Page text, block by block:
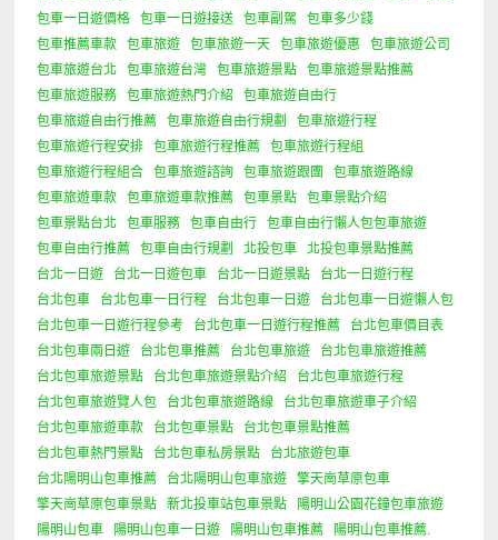
包車一日遊價格
包車一日遊接送 包車副駕
包車多少錢
包車推薦車款
包車旅遊 包車旅遊一天 包車旅遊優惠
包車旅遊公司
包車旅遊台北
包車旅遊台灣 包車旅遊景點
包車旅遊景點推薦
包車旅遊服務
包車旅遊熱門介紹
包車旅遊自由行
包車旅遊自由行推薦
包車旅遊自由行規劃
包車旅遊行程
包車旅遊行程安排
包車旅遊行程推薦
包車旅遊行程組
包車旅遊行程組合
包車旅遊諮詢 包車旅遊跟團
包車旅遊路線
包車旅遊車款
包車旅遊車款推薦 包車景點
包車景點介紹
包車景點台北
包車服務 包車自由行
包車自由行懶人包包車旅遊
包車自由行推薦
包車自由行規劃 北投包車
北投包車景點推薦
台北一日遊
台北一日遊包車 台北一日遊景點
台北一日遊行程
台北包車
台北包車一日行程 台北包車一日遊
台北包車一日遊懶人包
台北包車一日遊行程參考
台北包車一日遊行程推薦
台北包車價目表
台北包車兩日遊
台北包車推薦 台北包車旅遊
台北包車旅遊推薦
台北包車旅遊景點
台北包車旅遊景點介紹
台北包車旅遊行程
台北包車旅遊覽人包
台北包車旅遊路線
台北包車旅遊車子介紹
台北包車旅遊車款
台北包車景點
台北包車景點推薦
台北包車熱門景點
台北包車私房景點
台北旅遊包車
台北陽明山包車推薦
台北陽明山包車旅遊
擎天崗草原包車
擎天崗草原包車景點
新北投車站包車景點
陽明山公園花鐘包車旅遊
陽明山包車
陽明山包車一日遊 陽明山包車推薦
陽明山包車推薦.